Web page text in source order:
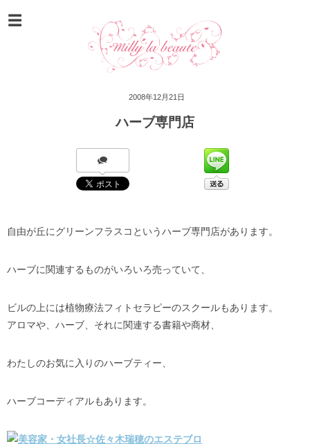
2008年12月21日
ハーブ専門店
自由が丘にグリーンフラスコというハーブ専門店があります。
ハーブに関連するものがいろいろ売っていて、
ビルの上には植物療法フィトセラピーのスクールもあります。
アロマや、ハーブ、それに関連する書籍や商材、
わたしのお気に入りのハーブティー、
ハーブコーディアルもあります。